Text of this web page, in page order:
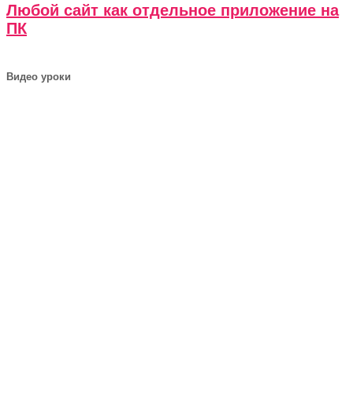
Любой сайт как отдельное приложение на
ПК
Видео уроки